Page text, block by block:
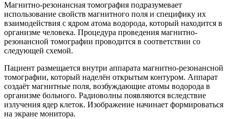
Магнитно-резонансная томография подразумевает
использование свойств магнитного поля и специфику их
взаимодействия с ядром атома водорода, который находится в
организме человека. Процедура проведения магнитно-
резонансной томографии проводится в соответствии со
следующей схемой.
Пациент размещается внутри аппарата магнитно-резонансной
томографии, который наделён открытым контуром. Аппарат
создаёт магнитные поля, возбуждающие атомы водорода в
организме больного. Радиоволны появляются вследствие
излучения ядер клеток. Изображение начинает формироваться
на экране монитора.